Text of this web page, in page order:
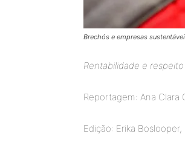
Brechós e empresas
Rentabilidade e
Reportagem: Ana Clara
Edição: Erika